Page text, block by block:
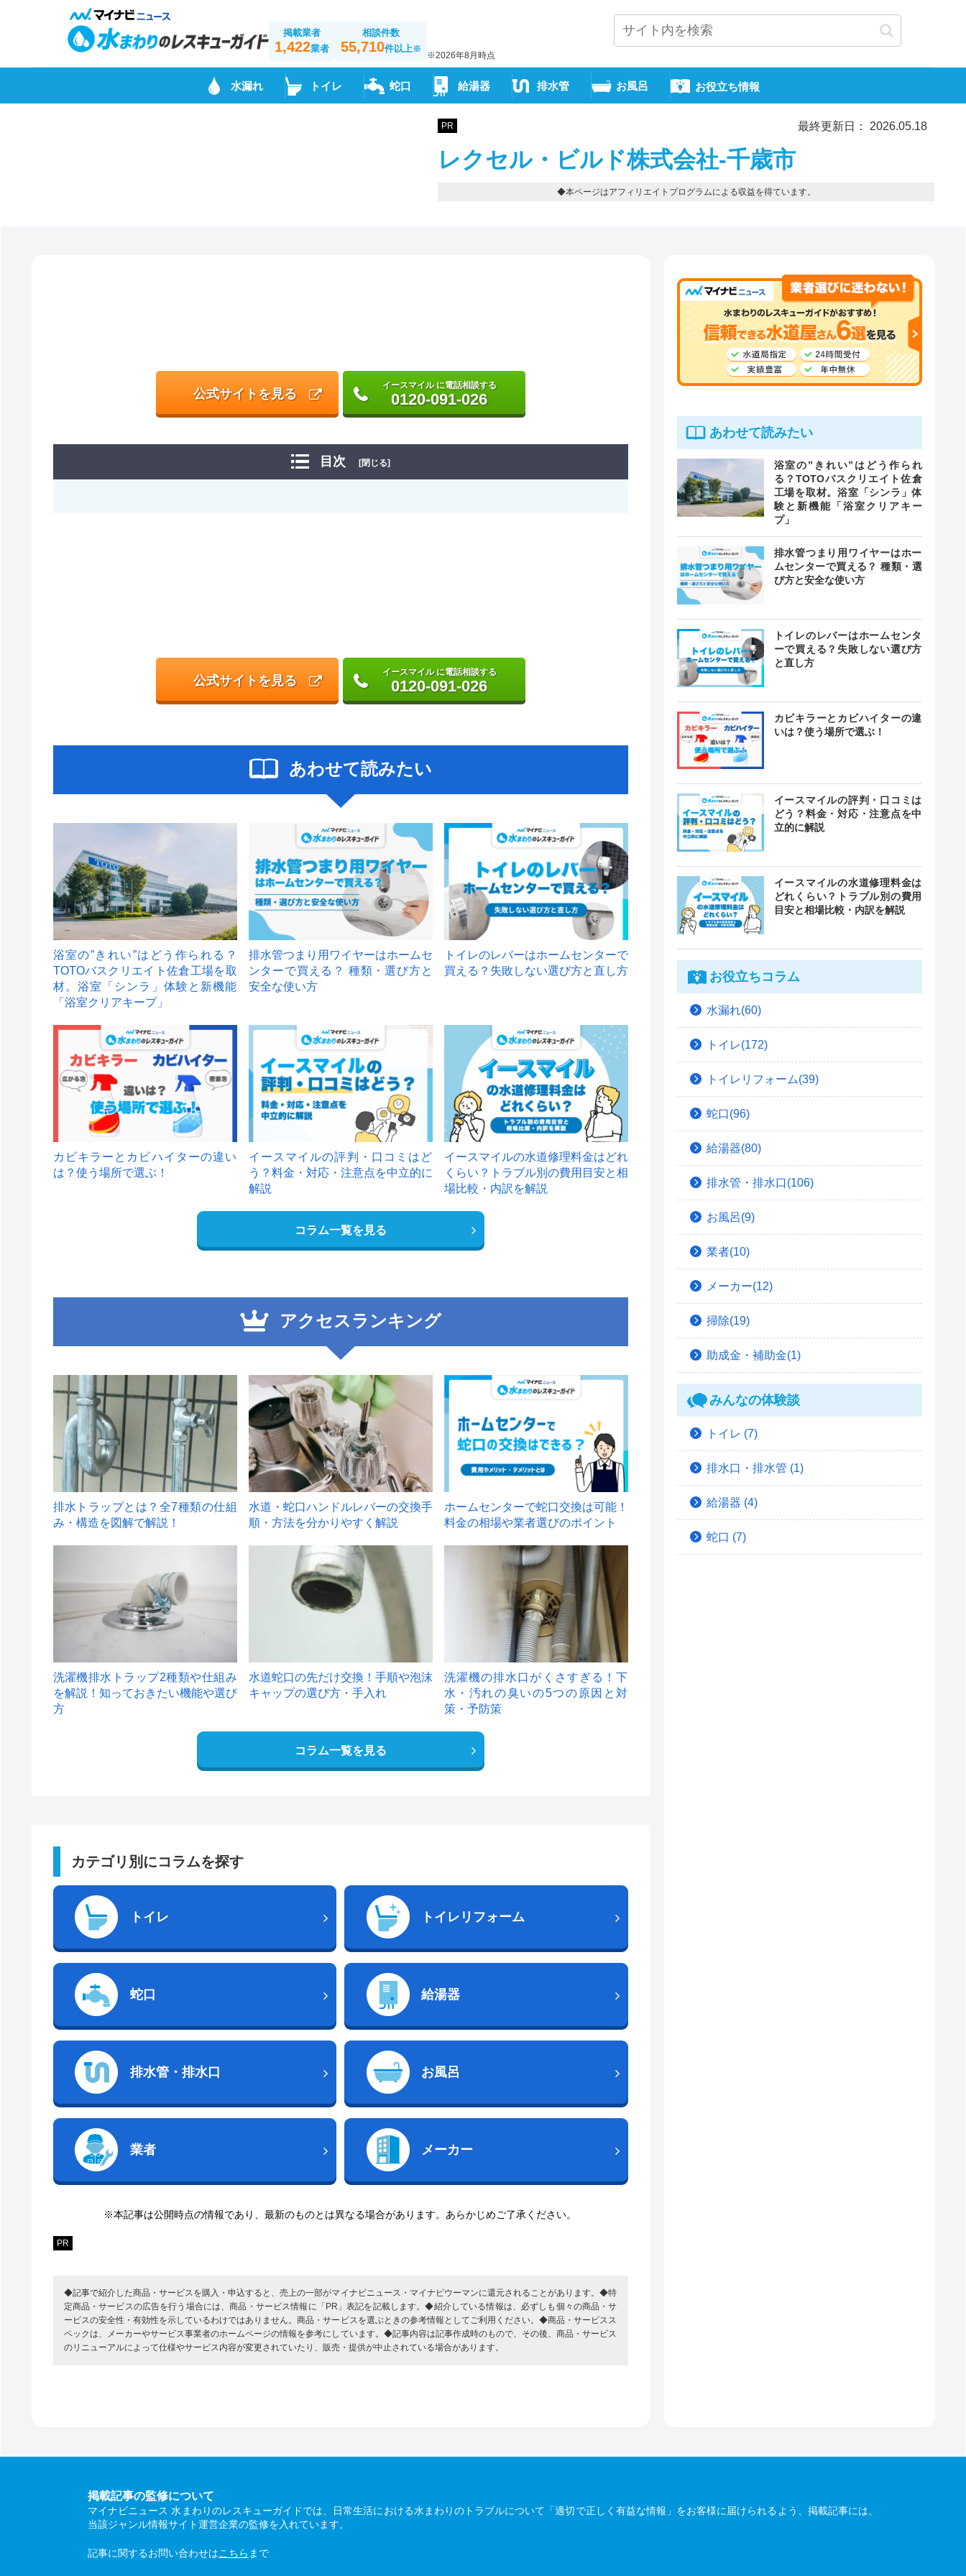
掲載業者
1,422業者
相談件数
55,710件以上※
※2026年8月時点
水漏れ トイレ 蛇口 給湯器 排水管 お風呂 お役立ち情報
PR 最終更新日： 2026.05.18
レクセル・ビルド株式会社-千歳市
◆本ページはアフィリエイトプログラムによる収益を得ています。
公式サイトを見る
イースマイル に電話相談する
0120-091-026
目次 [閉じる]
公式サイトを見る
イースマイル に電話相談する
0120-091-026
あわせて読みたい
浴室の”きれい”はどう作られる？
TOTOバスクリエイト佐倉工場を取
材。浴室「シンラ」体験と新機能
「浴室クリアキープ」
排水管つまり用ワイヤーはホームセ
ンターで買える？ 種類・選び方と
安全な使い方
トイレのレバーはホームセンターで
買える？失敗しない選び方と直し方
カビキラーとカビハイターの違い
は？使う場所で選ぶ！
イースマイルの評判・口コミはど
う？料金・対応・注意点を中立的に
解説
イースマイルの水道修理料金はどれ
くらい？トラブル別の費用目安と相
場比較・内訳を解説
コラム一覧を見る
アクセスランキング
1
排水トラップとは？全7種類の仕組
み・構造を図解で解説！
2
水道・蛇口ハンドルレバーの交換手
順・方法を分かりやすく解説
ホームセンターで蛇口交換は可能！
料金の相場や業者選びのポイント
洗濯機排水トラップ2種類や仕組み
を解説！知っておきたい機能や選び
方
水道蛇口の先だけ交換！手順や泡沫
キャップの選び方・手入れ
洗濯機の排水口がくさすぎる！下
水・汚れの臭いの5つの原因と対
策・予防策
コラム一覧を見る
カテゴリ別にコラムを探す
トイレ トイレリフォーム
蛇口 給湯器
排水管・排水口 お風呂
業者 メーカー
※本記事は公開時点の情報であり、最新のものとは異なる場合があります。あらかじめご了承ください。
PR
◆記事で紹介した商品・サービスを購入・申込すると、売上の一部がマイナビニュース・マイナビウーマンに還元されることがあります。◆特
定商品・サービスの広告を行う場合には、商品・サービス情報に「PR」表記を記載します。◆紹介している情報は、必ずしも個々の商品・サ
ービスの安全性・有効性を示しているわけではありません。商品・サービスを選ぶときの参考情報としてご利用ください。◆商品・サービスス
ペックは、メーカーやサービス事業者のホームページの情報を参考にしています。◆記事内容は記事作成時のもので、その後、商品・サービス
のリニューアルによって仕様やサービス内容が変更されていたり、販売・提供が中止されている場合があります。
あわせて読みたい
浴室の”きれい”はどう作られ
る？TOTOバスクリエイト佐倉
工場を取材。浴室「シンラ」体
験と新機能「浴室クリアキー
プ」
排水管つまり用ワイヤーはホー
ムセンターで買える？ 種類・選
び方と安全な使い方
トイレのレバーはホームセンタ
ーで買える？失敗しない選び方
と直し方
カビキラーとカビハイターの違
いは？使う場所で選ぶ！
イースマイルの評判・口コミは
どう？料金・対応・注意点を中
立的に解説
イースマイルの水道修理料金は
どれくらい？トラブル別の費用
目安と相場比較・内訳を解説
お役立ちコラム
水漏れ(60)
トイレ(172)
トイレリフォーム(39)
蛇口(96)
給湯器(80)
排水管・排水口(106)
お風呂(9)
業者(10)
メーカー(12)
掃除(19)
助成金・補助金(1)
みんなの体験談
トイレ (7)
排水口・排水管 (1)
給湯器 (4)
蛇口 (7)
掲載記事の監修について
マイナビニュース 水まわりのレスキューガイドでは、日常生活における水まわりのトラブルについて「適切で正しく有益な情報」をお客様に届けられるよう、掲載記事には、
当該ジャンル情報サイト運営企業の監修を入れています。
記事に関するお問い合わせはこちら まで